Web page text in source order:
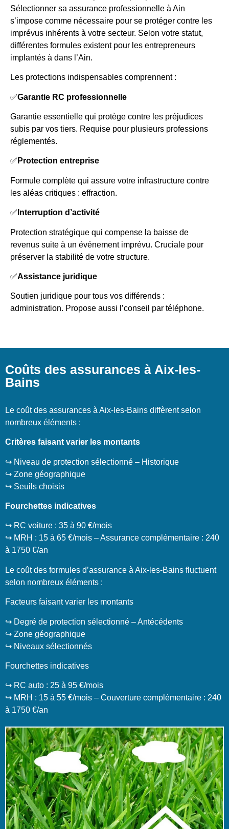
Sélectionner sa assurance professionnelle à Ain
s’impose comme nécessaire pour se protéger contre les
imprévus inhérents à votre secteur. Selon votre statut,
différentes formules existent pour les entrepreneurs
implantés à dans l’Ain.
Les protections indispensables comprennent :
✅Garantie RC professionnelle
Garantie essentielle qui protège contre les préjudices
subis par vos tiers. Requise pour plusieurs professions
réglementés.
✅ Protection entreprise
Formule complète qui assure votre infrastructure contre
les aléas critiques : effraction.
✅ Interruption d’activité
Protection stratégique qui compense la baisse de
revenus suite à un événement imprévu. Cruciale pour
préserver la stabilité de votre structure.
✅Assistance juridique
Soutien juridique pour tous vos différends :
administration. Propose aussi l’conseil par téléphone.
Coûts des assurances à Aix-les-
Bains
Le coût des assurances à Aix-les-Bains diffèrent selon
nombreux éléments :
Critères faisant varier les montants
↪️ Niveau de protection sélectionné – Historique
↪️ Zone géographique
↪️ Seuils choisis
Fourchettes indicatives
↪️ RC voiture : 35 à 90 €/mois
↪️ MRH : 15 à 65 €/mois – Assurance complémentaire : 240
à 1750 €/an
Le coût des formules d’assurance à Aix-les-Bains fluctuent
selon nombreux éléments :
Facteurs faisant varier les montants
↪️ Degré de protection sélectionné – Antécédents
↪️ Zone géographique
↪️ Niveaux sélectionnés
Fourchettes indicatives
↪️ RC auto : 25 à 95 €/mois
↪️ MRH : 15 à 55 €/mois – Couverture complémentaire : 240
à 1750 €/an